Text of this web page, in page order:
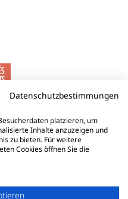
Datenschutzbestimmungen
platzieren, um
Inhalte anzuzeigen und
zu bieten. Für weitere
Cookies öffnen Sie die